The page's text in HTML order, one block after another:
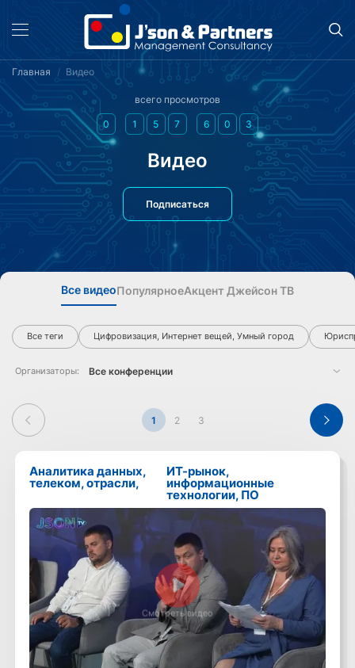
Главная Видео
всего просмотров
0 1 5 7 6 0 3
Видео
Подписаться
Все видеоПопулярноеАкцент Джейсон ТВ
Все теги Цифровизация, Интернет вещей, Умный город
Организаторы:
1 2 3
Аналитика данных,
телеком, отрасли,
ИТ-рынок,
информационные
технологии, ПО
Смотреть видео